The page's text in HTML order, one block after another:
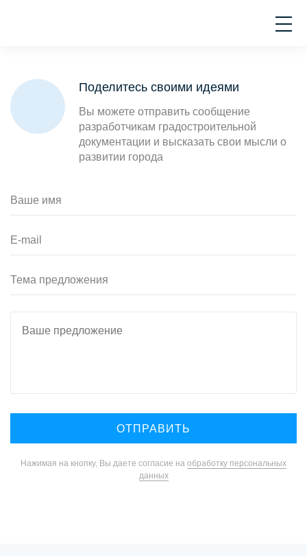
Поделитесь своими идеями
Вы можете отправить сообщение
разработчикам градостроительной
документации и высказать свои мысли о
развитии города
Ваше имя
E-mail
Тема предложения
Нажимая на кнопку, Вы даете согласие на обработку персональных
данных